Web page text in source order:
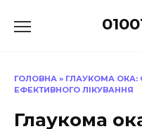
до
ГОЛОВНА » ГЛАУКОМА
ЕФЕКТИВНОГО ЛІКУВАННЯ
Глаукома